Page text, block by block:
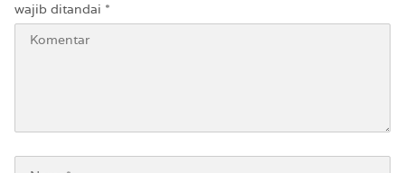
wajib ditandai *